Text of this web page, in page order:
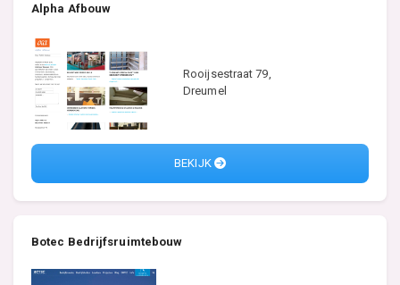
Alpha Afbouw
Rooijsestraat 79,
Dreumel
BEKIJK
Botec Bedrijfsruimtebouw